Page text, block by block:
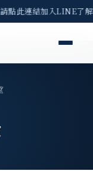
此連結加入LINE了